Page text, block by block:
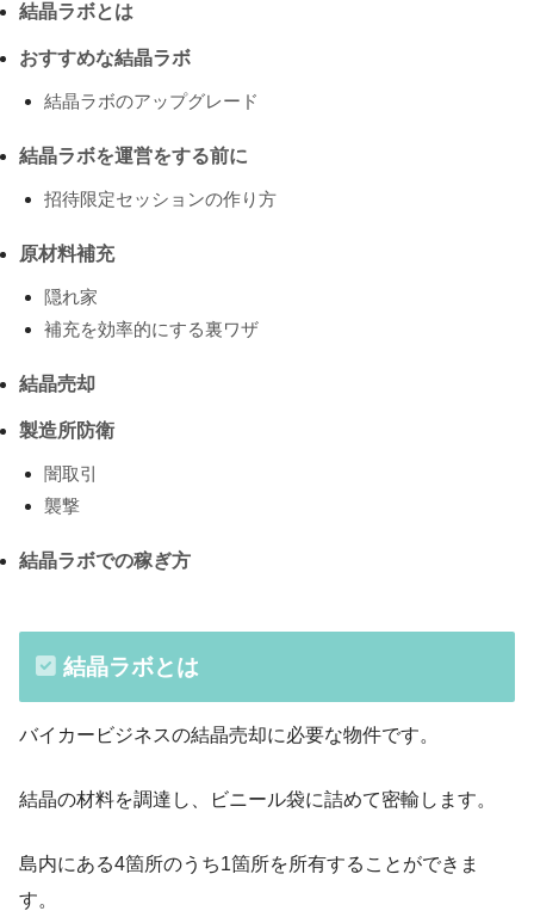
結晶ラボとは
おすすめな結晶ラボ
結晶ラボのアップグレード
結晶ラボを運営をする前に
招待限定セッションの作り方
原材料補充
隠れ家
補充を効率的にする裏ワザ
結晶売却
製造所防衛
闇取引
襲撃
結晶ラボでの稼ぎ方
結晶ラボとは
バイカービジネスの結晶売却に必要な物件です。
結晶の材料を調達し、ビニール袋に詰めて密輸します。
島内にある4箇所のうち1箇所を所有することができま
す。